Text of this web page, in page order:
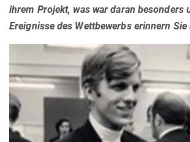
ihrem Projekt, was war daran besonders
Ereignisse des Wettbewerbs erinnern Sie